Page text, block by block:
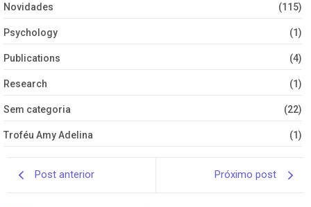
Novidades (115)
Psychology (1)
Publications (4)
Research (1)
Sem categoria (22)
Troféu Amy Adelina (1)
Post anterior Próximo post